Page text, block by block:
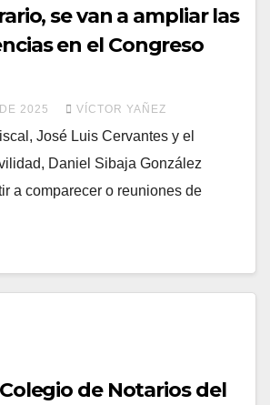
se van a ampliar las
en el Congreso
2025 VÍCTOR YAÑEZ
José Luis Cervantes y el
Daniel Sibaja González
a comparecer o reuniones de
Colegio de Notarios del